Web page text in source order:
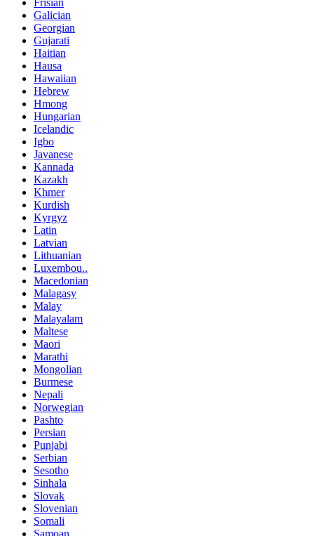
Frisian
Galician
Georgian
Gujarati
Haitian
Hausa
Hawaiian
Hebrew
Hmong
Hungarian
Icelandic
Igbo
Javanese
Kannada
Kazakh
Khmer
Kurdish
Kyrgyz
Latin
Latvian
Lithuanian
Luxembou..
Macedonian
Malagasy
Malay
Malayalam
Maltese
Maori
Marathi
Mongolian
Burmese
Nepali
Norwegian
Pashto
Persian
Punjabi
Serbian
Sesotho
Sinhala
Slovak
Slovenian
Somali